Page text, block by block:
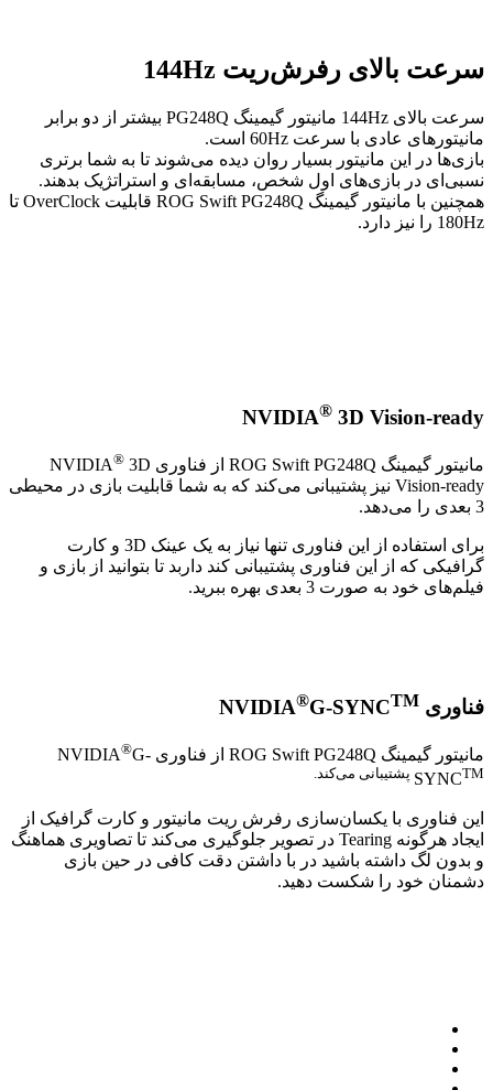
سرعت بالای رفرش‌ریت 144Hz
سرعت بالای 144Hz مانیتور گیمینگ PG248Q بیشتر از دو برابر
مانیتورهای عادی با سرعت 60Hz است.
بازی‌ها در این مانیتور بسیار روان دیده می‌شوند تا به شما برتری
نسبی‌ای در بازی‌های اول شخص، مسابقه‌ای و استراتژیک بدهند.
همچنین با مانیتور گیمینگ ROG Swift PG248Q قابلیت OverClock تا
180Hz را نیز دارد.
NVIDIA® 3D Vision-ready
مانیتور گیمینگ ROG Swift PG248Q از فناوری NVIDIA ® 3D
Vision-ready نیز پشتیبانی می‌کند که به شما قابلیت بازی در محیطی
3 بعدی را می‌دهد.
برای استفاده از این فناوری تنها نیاز به یک عینک 3D و کارت
گرافیکی که از این فناوری پشتیبانی کند داربد تا بتوانید از بازی و
فیلم‌های خود به صورت 3 بعدی بهره ببرید.
فناوری NVIDIA ®G-SYNCTM
مانیتور گیمینگ ROG Swift PG248Q از فناوری NVIDIA ®G-
SYNCTM پشتیبانی می‌کند.
این فناوری با یکسان‌سازی رفرش ریت مانیتور و کارت گرافیک از
ایجاد هرگونه Tearing در تصویر جلوگیری می‌کند تا تصاویری هماهنگ
و بدون لگ داشته باشید در با داشتن دقت کافی در حین بازی
دشمنان خود را شکست دهید.